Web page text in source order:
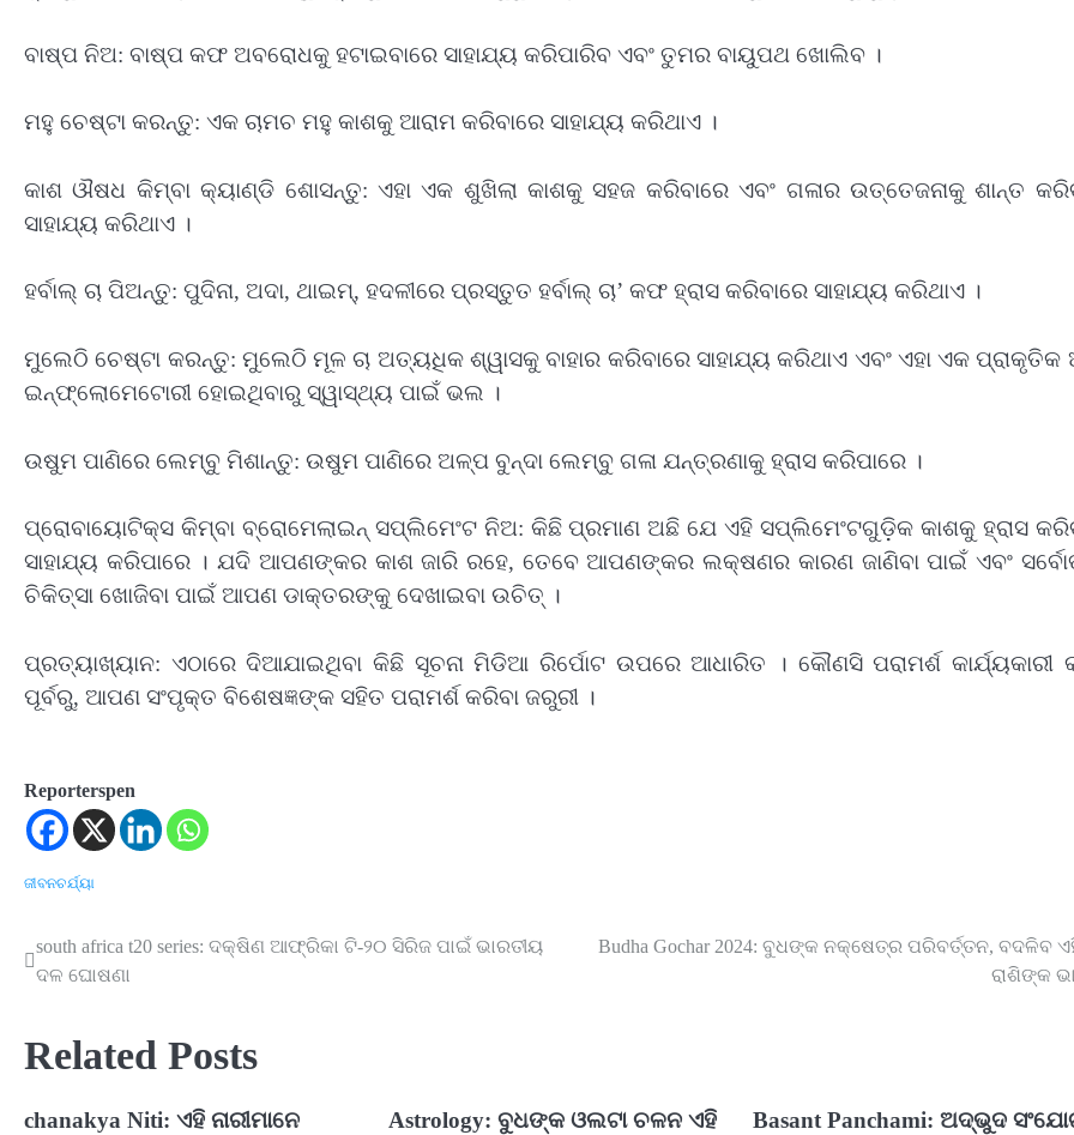
ବାଷ୍ପ ନିଅ: ବାଷ୍ପ କଫ ଅବରୋଧକୁ ହଟାଇବାରେ ସାହାଯ୍ୟ କରିପାରିବ ଏବଂ ତୁମର ବାୟୁପଥ ଖୋଲିବ ।
ମହୁ ଚେଷ୍ଟା କରନ୍ତୁ: ଏକ ଚାମଚ ମହୁ କାଶକୁ ଆରାମ କରିବାରେ ସାହାଯ୍ୟ କରିଥାଏ ।
କାଶ ଔଷଧ କିମ୍ବା କ୍ୟାଣ୍ଡି ଶୋସନ୍ତୁ: ଏହା ଏକ ଶୁଖିଲା କାଶକୁ ସହଜ କରିବାରେ ଏବଂ ଗଳାର ଉତ୍ତେଜନାକୁ ଶାନ୍ତ
ସାହାଯ୍ୟ କରିଥାଏ ।
ହର୍ବାଲ୍ ଚା ପିଅନ୍ତୁ: ପୁଦିନା, ଅଦା, ଥାଇମ୍‌, ହଦଳୀରେ ପ୍ରସ୍ତୁତ ହର୍ବାଲ୍ ଚା’ କଫ ହ୍ରାସ କରିବାରେ ସାହାଯ୍ୟ କରିଥାଏ ।
ମୁଲେଠି ଚେଷ୍ଟା କରନ୍ତୁ: ମୁଲେଠି ମୂଳ ଚା ଅତ୍ୟଧିକ ଶ୍ୱାସକୁ ବାହାର କରିବାରେ ସାହାଯ୍ୟ କରିଥାଏ ଏବଂ ଏହା ଏକ ପ୍ରାକୃତିକ
ଇନ୍‌ଫ୍ଲୋମେଟୋରୀ ହୋଇଥିବାରୁ ସ୍ୱାସ୍ଥ୍ୟ ପାଇଁ ଭଲ ।
ଉଷୁମ ପାଣିରେ ଲେମ୍ବୁ ମିଶାନ୍ତୁ: ଉଷୁମ ପାଣିରେ ଅଳ୍ପ ବୁନ୍ଦା ଲେମ୍ବୁ ଗଳା ଯନ୍ତ୍ରଣାକୁ ହ୍ରାସ କରିପାରେ ।
ପ୍ରୋବାୟୋଟିକ୍ସ କିମ୍ବା ବ୍ରୋମେଲାଇନ୍ ସପ୍ଲିମେଂଟ ନିଅ: କିଛି ପ୍ରମାଣ ଅଛି ଯେ ଏହି ସପ୍ଲିମେଂଟଗୁଡ଼ିକ କାଶକୁ ହ୍ରାସ
ସାହାଯ୍ୟ କରିପାରେ । ଯଦି ଆପଣଙ୍କର କାଶ ଜାରି ରହେ, ତେବେ ଆପଣଙ୍କର ଲକ୍ଷଣର କାରଣ ଜାଣିବା ପାଇଁ ଏବଂ
ଚିକିତ୍ସା ଖୋଜିବା ପାଇଁ ଆପଣ ଡାକ୍ତରଙ୍କୁ ଦେଖାଇବା ଉଚିତ୍ ।
ପ୍ରତ୍ୟାଖ୍ୟାନ: ଏଠାରେ ଦିଆଯାଇଥିବା କିଛି ସୂଚନା ମିଡିଆ ରିର୍ପୋଟ ଉପରେ ଆଧାରିତ । କୌଣସି ପରାମର୍ଶ କାର୍ଯ୍ୟକାରୀ
ପୂର୍ବରୁ, ଆପଣ ସଂପୃକ୍ତ ବିଶେଷଜ୍ଞଙ୍କ ସହିତ ପରାମର୍ଶ କରିବା ଜରୁରୀ ।
Reporterspen
ଜୀବନଚର୍ଯ୍ୟା
Post
south africa t20 series: ଦକ୍ଷିଣ ଆଫ୍ରିକା ଟି-୨୦ ସିରିଜ ପାଇଁ ଭାରତୀୟ
ଦଳ ଘୋଷଣା
Budha Gochar 2024: ବୁଧଙ୍କ ନକ୍ଷେତ୍ର ପରିବର୍ତ୍ତନ, ବଦଳିବ
ରାଶିଙ୍କ
Related Posts
chanakya Niti: ଏହି ନାରୀମାନେ
Astrology: ବୁଧଙ୍କ ଓଲଟା ଚଳନ ଏହି
Basant Panchami: ଅଦ୍ଭୁଦ